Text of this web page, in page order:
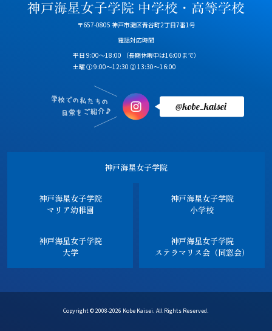
〒657-0805 神戸市灘区青谷町2丁目7番1号
電話対応時間
平日 9:00～18:00
（長期休暇中は16:00まで）
土曜 ① 9:00～12:30 ② 13:30～16:00
神戸海星女子学院
神戸海星女子学院
マリア幼稚園
神戸海星女子学院
小学校
神戸海星女子学院
大学
神戸海星女子学院
ステラマリス会（同窓会）
Copyright © 2008-2026 Kobe Kaisei. All Rights Reserved.